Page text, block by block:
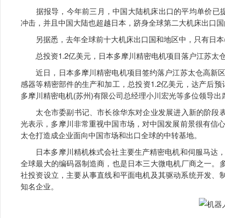
据报导，今年前三月，中国大陆机床出口的平均单价已
冲击，并且中国大陆也超越日本，跻身全球第二大机床出口
另据悉，去年全球前十大机床出口国和地区中，只有日本
总投资1.2亿美元，日本多摩川精密电机项目落户江苏太
近日，日本多摩川精密电机项目签约落户江苏太仓高新
感器等精密部件的生产和加工，总投资1.2亿美元，达产后
多摩川精密电机(苏州)有限公司总经理小川宏光等多位领导出
太仓市委副书记、市长徐华东对企业发展进入新的阶段
光表示，多摩川非常重视中国市场，对中国发展前景很有信
太仓打造成企业面向中国市场和出口全球的中转基地。
日本多摩川精机株式会社主要生产精密电机和伺服马达
全球最大的编码器制造商，也是日本三大微电机厂商之一
社投资设立，主要从事直线和平面电机及其驱动系统开发
知名企业。